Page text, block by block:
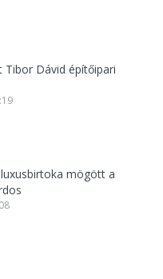
Tibor Dávid építőipari
mögött a